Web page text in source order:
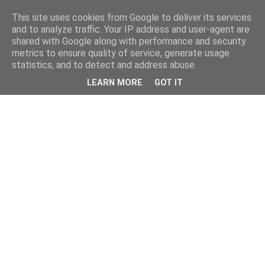
This site uses cookies from Google to deliver its services
and to analyze traffic. Your IP address and user-agent are
shared with Google along with performance and security
metrics to ensure quality of service, generate usage
statistics, and to detect and address abuse.
LEARN MORE GOT IT